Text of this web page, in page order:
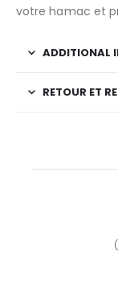
votre hamac et
ADDITIONAL
RETOUR ET